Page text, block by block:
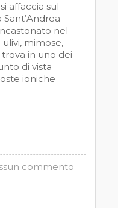
affaccia sul
nel
mimose,
trova in uno dei
di vista
ioniche
commento